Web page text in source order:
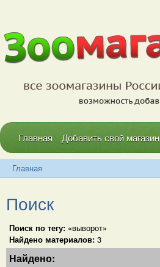
Главная Добавить свой магазин
Главная
Поиск
Поиск по тегу: «выворот»
Найдено материалов: 3
Найдено: